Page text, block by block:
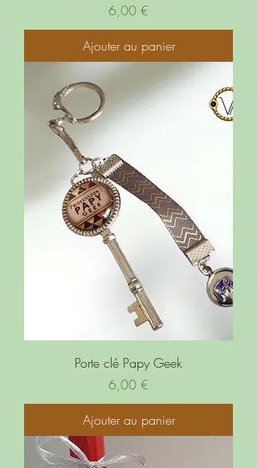
Prix
6,00 €
Ajouter au panier
Porte clé Papy Geek
Prix
6,00 €
Ajouter au panier